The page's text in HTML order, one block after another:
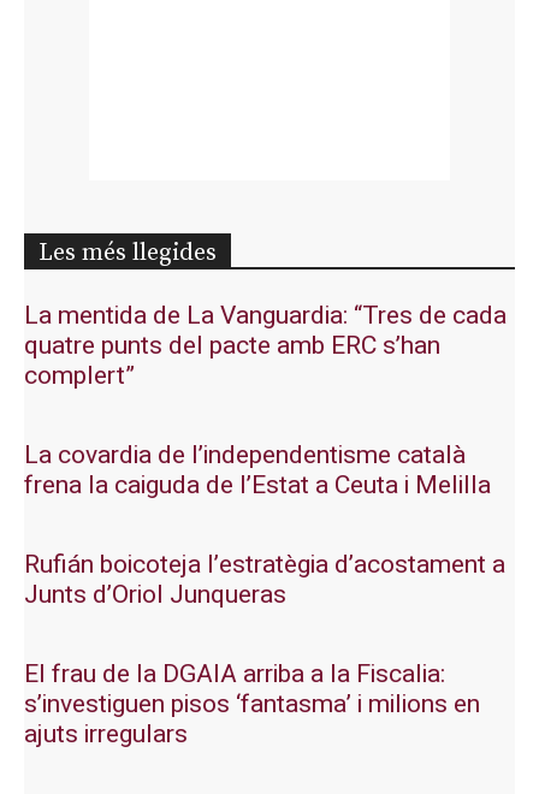
Les més llegides
La mentida de La Vanguardia: “Tres de cada
quatre punts del pacte amb ERC s’han
complert”
La covardia de l’independentisme català
frena la caiguda de l’Estat a Ceuta i Melilla
Rufián boicoteja l’estratègia d’acostament a
Junts d’Oriol Junqueras
El frau de la DGAIA arriba a la Fiscalia:
s’investiguen pisos ‘fantasma’ i milions en
ajuts irregulars